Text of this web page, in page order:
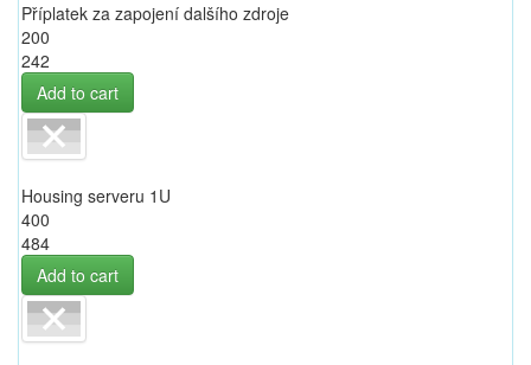
Příplatek za zapojení dalšího zdroje
200
242
Add to cart
Housing serveru 1U
400
484
Add to cart